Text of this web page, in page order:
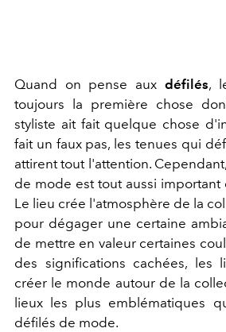
Quand on pense aux défilés,
toujours la première chose
styliste ait fait quelque chose
fait un faux pas, les tenues qui
attirent tout l'attention.
de mode est tout aussi important
Le lieu crée l'atmosphère de la
pour dégager une certaine
de mettre en valeur certaines
des significations cachées, les
créer le monde autour de la
lieux les plus emblématiques
défilés de mode.